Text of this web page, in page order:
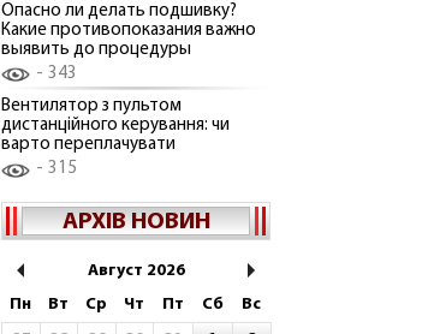
Опасно ли делать подшивку?
Какие противопоказания важно
выявить до процедуры
343
Вентилятор з пультом
дистанційного керування: чи
варто переплачувати
315
АРХІВ НОВИН
Август 2026
Пн
Вт Ср Чт Пт Сб
Вс